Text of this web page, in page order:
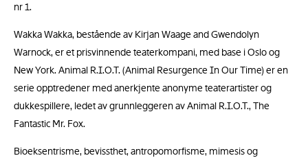
nr 1.
Wakka Wakka, bestående av Kirjan Waage and Gwendolyn
Warnock, er et prisvinnende teaterkompani, med base i Oslo og
New York. Animal R.I.O.T. (Animal Resurgence In Our Time) er en
serie opptredener med anerkjente anonyme teaterartister og
dukkespillere, ledet av grunnleggeren av Animal R.I.O.T., The
Fantastic Mr. Fox.
Bioeksentrisme, bevissthet, antropomorfisme, mimesis og